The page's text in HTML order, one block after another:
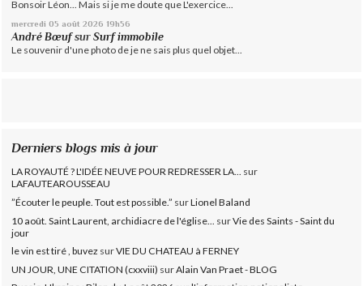
Bonsoir Léon... Mais si je me doute que L'exercice...
mercredi 05 août 2026 19h56
André BœufsurSurf immobile
Le souvenir d'une photo de je ne sais plus quel objet...
Derniers blogs mis à jour
LA ROYAUTÉ ? L'IDÉE NEUVE POUR REDRESSER LA... sur
LAFAUTEAROUSSEAU
”Écouter le peuple. Tout est possible.” surLionel Baland
10 août. Saint Laurent, archidiacre de l'église...
surVie des Saints - Saint du
jour
le vin est tiré , buvez surVIE DU CHATEAU à FERNEY
UN JOUR, UNE CITATION (cxxviii) surAlain Van Praet - BLOG